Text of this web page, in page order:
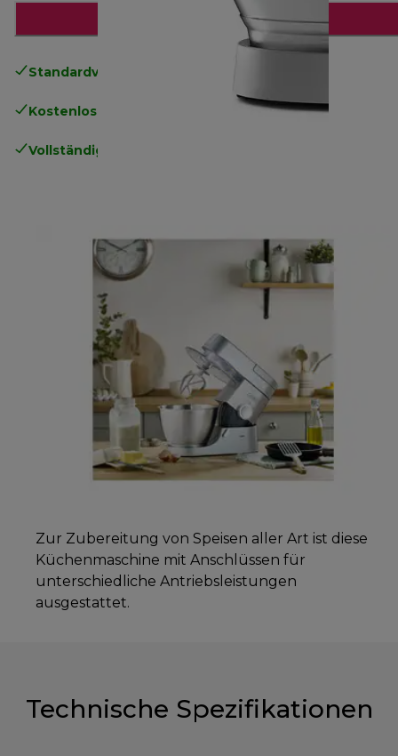
Zum Warenkorb hinzufügen
Standardversand kostenlos
Kostenlose Rücksendungen
Vollständige Herstellergarantie
Zur Zubereitung von Speisen aller Art ist diese
Küchenmaschine mit Anschlüssen für
unterschiedliche Antriebsleistungen
ausgestattet.
Technische Spezifikationen